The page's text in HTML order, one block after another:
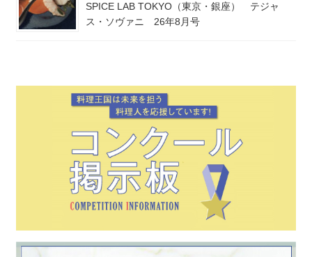
SPICE LAB TOKYO（東京・銀座） テジャ
ス・ソヴァニ 26年8月号